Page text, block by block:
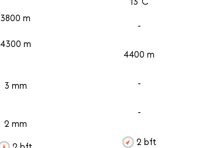
3800 m
4300 m
3 mm
2 mm
-
4400 m
-
-
2 bft